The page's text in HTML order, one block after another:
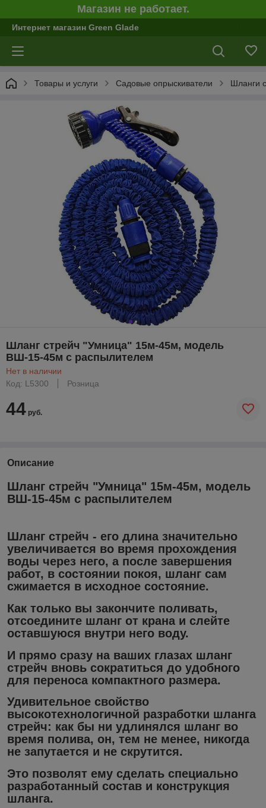
Магазин не работает.
Интернет магазин Green Glade
Товары и услуги Садовые опрыскиватели Шланги
Шланг стрейч "Умница" 15м-45м, модель
ВШ-15-45м с распылителем
Нет в наличии
Код: L5300
Розница
44 руб.
Описание
Шланг стрейч "Умница" 15м-45м, модель
ВШ-15-45м с распылителем
Шланг стрейч - его длина значительно
увеличивается во время прохождения
воды через него, а после завершения
работ, в состоянии покоя, шланг сам
сжимается в исходное состояние.
Как только вы закончите поливать,
отсоедините шланг от крана и слейте
оставшуюся внутри него воду.
И прямо сразу на ваших глазах шланг
стрейч вновь сократиться до удобного
для переноса компактного размера.
Удивительное свойство
высокотехнологичной разработки шланга
стрейч: как бы ни удлинялся шланг во
время полива, он, тем не менее, никогда
не запутается и не скрутится.
Это позволят ему сделать специально
разработанный состав и конструкция
шланга.